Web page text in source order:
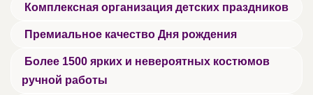
Комплексная организация детских праздников
Премиальное качество Дня рождения
Более 1500 ярких и невероятных костюмов
ручной работы